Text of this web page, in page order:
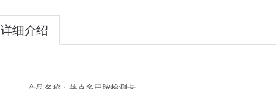
详细介绍